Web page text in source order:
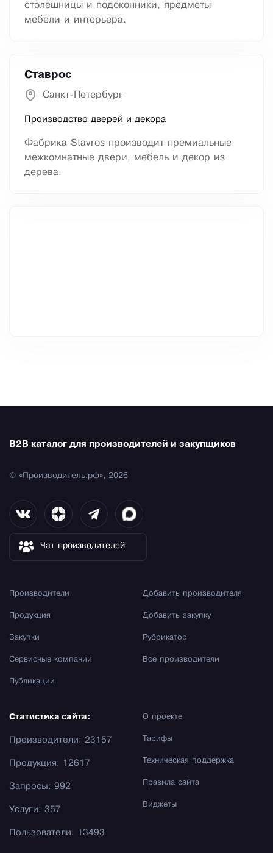
столешницы и подоконники, предметы
мебели и интерьера.
Ставрос
Санкт-Петербург
Производство дверей и декора
Фабрика Stavros производит премиальные
межкомнатные двери, мебель и декор из
дерева.
B2B каталог для производителей и закупщиков
© «Производитель.рф», 2026
Чат производителей
Производители
Продукция
Закупки
Сервисные компании
Публикации
Добавить производителя
Добавить закупку
Рубрикатор
Все производители
О проекте
Тарифы
Техническая поддержка
Правила сайта
Виджеты
Статистика сайта:
Производители: 23157
Продукция: 12617
Запросы: 992
Услуги: 357
Пользователи: 13493